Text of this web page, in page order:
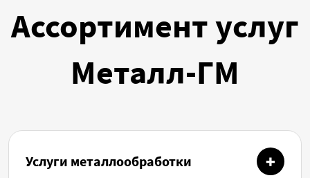
Ассортимент услуг
Металл-ГМ
Услуги металлообработки